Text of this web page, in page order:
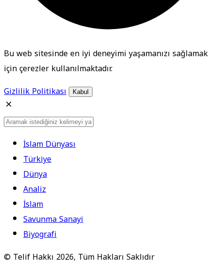
Bu web sitesinde en iyi deneyimi yaşamanızı sağlamak
için çerezler kullanılmaktadır.
Gizlilik Politikası
Kabul
İslam Dünyası
Türkiye
Dünya
Analiz
İslam
Savunma Sanayi
Biyografi
© Telif Hakkı 2026, Tüm Hakları Saklıdır